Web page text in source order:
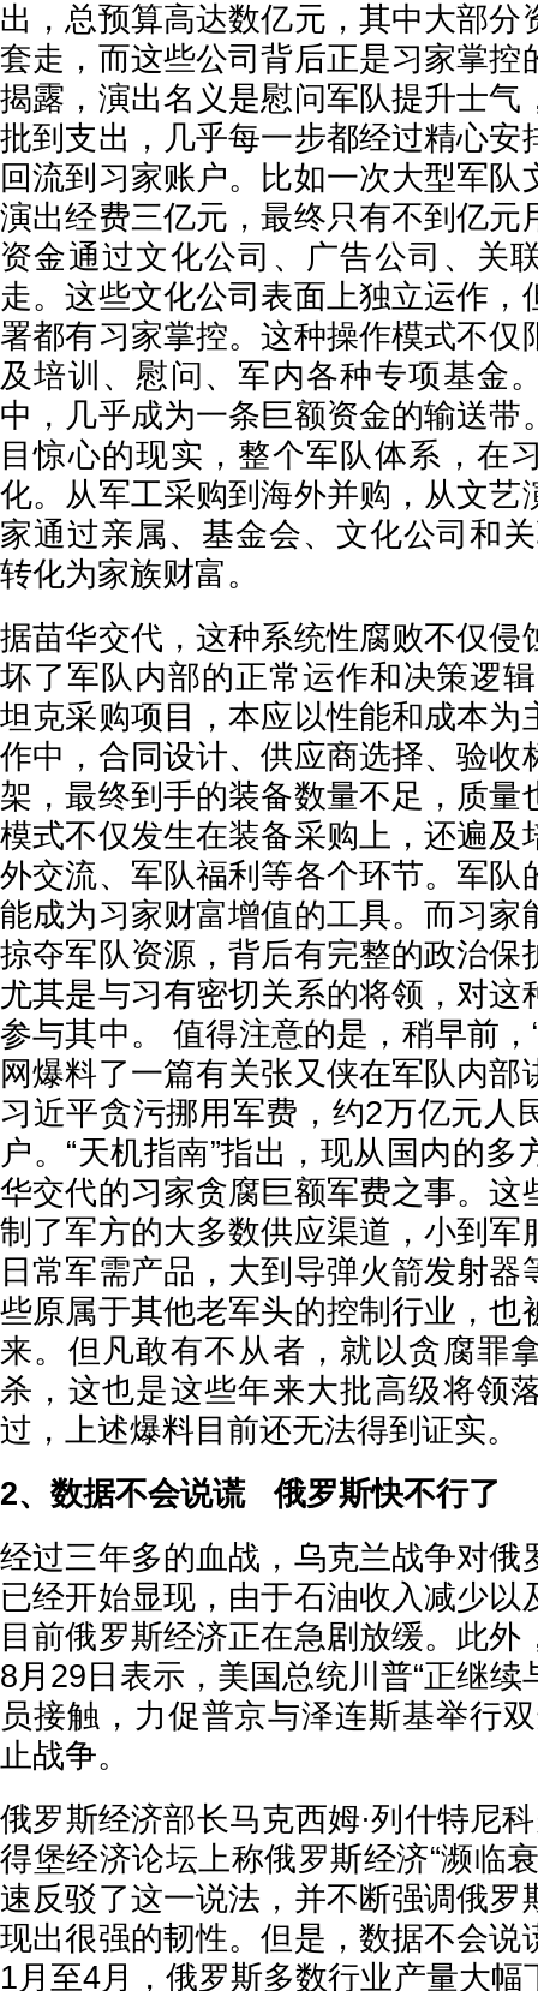
出，总预算高达数亿元，其中大部分
套走，而这些公司背后正是习家掌控
揭露，演出名义是慰问军队提升士气
批到支出，几乎每一步都经过精心安
回流到习家账户。比如一次大型军队
演出经费三亿元，最终只有不到亿元
资金通过文化公司、广告公司、关
走。这些文化公司表面上独立运作，
署都有习家掌控。这种操作模式不仅
及培训、慰问、军内各种专项基金
中，几乎成为一条巨额资金的输送带
目惊心的现实，整个军队体系，在
化。从军工采购到海外并购，从文艺
家通过亲属、基金会、文化公司和
转化为家族财富。
据苗华交代，这种系统性腐败不仅侵
坏了军队内部的正常运作和决策逻
坦克采购项目，本应以性能和成本为
作中，合同设计、供应商选择、验收
架，最终到手的装备数量不足，质量
模式不仅发生在装备采购上，还遍及
外交流、军队福利等各个环节。军队
能成为习家财富增值的工具。而习家
掠夺军队资源，背后有完整的政治保
尤其是与习有密切关系的将领，对这
参与其中。 值得注意的是，稍早前，
网爆料了一篇有关张又侠在军队内部
习近平贪污挪用军费，约2万亿元人
户。“天机指南”指出，现从国内的
华交代的习家贪腐巨额军费之事。这
制了军方的大多数供应渠道，小到军
日常军需产品，大到导弹火箭发射器
些原属于其他老军头的控制行业，也
来。但凡敢有不从者，就以贪腐罪
杀，这也是这些年来大批高级将领
过，上述爆料目前还无法得到证实。
2、数据不会说谎 俄罗斯快不行了
经过三年多的血战，乌克兰战争对俄
已经开始显现，由于石油收入减少以
目前俄罗斯经济正在急剧放缓。此外
8月29日表示，美国总统川普“正继
员接触，力促普京与泽连斯基举行
止战争。
俄罗斯经济部长马克西姆·列什特尼
得堡经济论坛上称俄罗斯经济“濒临
速反驳了这一说法，并不断强调俄罗
现出很强的韧性。但是，数据不会说
1月至4月，俄罗斯多数行业产量大幅